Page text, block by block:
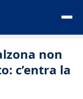
non
c’entra la